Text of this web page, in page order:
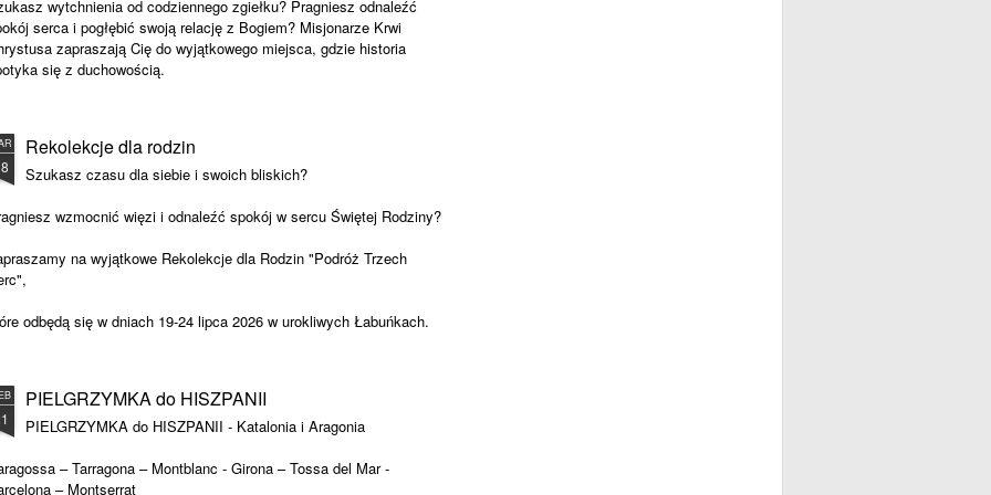
wytchnienia od codziennego zgiełku? Pragniesz odnaleźć
serca i pogłębić swoją relację z Bogiem? Misjonarze Krwi
zapraszają Cię do wyjątkowego miejsca, gdzie historia
się z duchowością.
dom rekolekcyjny mieści się w malowniczym zespole pałacowo-
w Łabuńkach Pierwszych (woj. lubelskie).
Rekolekcje dla rodzin
Szukasz czasu dla siebie i swoich bliskich?
wzmocnić więzi i odnaleźć spokój w sercu Świętej Rodziny?
na wyjątkowe Rekolekcje dla Rodzin "Podróż Trzech
odbędą się w dniach 19-24 lipca 2026 w urokliwych Łabuńkach.
i Jezusa.
zwlekaj z zapisami! Czekamy na Was z otwartymi sercami.
PIELGRZYMKA do HISZPANII
PIELGRZYMKA do HISZPANII - Katalonia i Aragonia
– Tarragona – Montblanc - Girona – Tossa del Mar -
– Montserrat